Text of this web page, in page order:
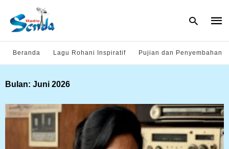
and
hit
Beranda Lagu Rohani Inspiratif Pujian dan Penyembahan
Bulan: Juni 2026